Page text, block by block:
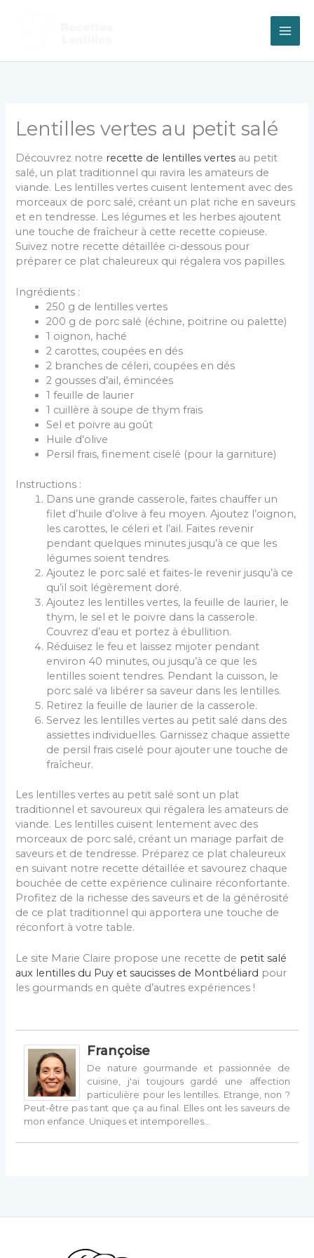
Lentilles vertes au petit salé
Découvrez notre recette de lentilles vertes au petit
salé, un plat traditionnel qui ravira les amateurs de
viande. Les lentilles vertes cuisent lentement avec des
morceaux de porc salé, créant un plat riche en saveurs
et en tendresse. Les légumes et les herbes ajoutent
une touche de fraîcheur à cette recette copieuse.
Suivez notre recette détaillée ci-dessous pour
préparer ce plat chaleureux qui régalera vos papilles.
Ingrédients :
250 g de lentilles vertes
200 g de porc salé (échine, poitrine ou palette)
1 oignon, haché
2 carottes, coupées en dés
2 branches de céleri, coupées en dés
2 gousses d’ail, émincées
1 feuille de laurier
1 cuillère à soupe de thym frais
Sel et poivre au goût
Huile d’olive
Persil frais, finement ciselé (pour la garniture)
Instructions :
Dans une grande casserole, faites chauffer un
filet d’huile d’olive à feu moyen. Ajoutez l’oignon,
les carottes, le céleri et l’ail. Faites revenir
pendant quelques minutes jusqu’à ce que les
légumes soient tendres.
Ajoutez le porc salé et faites-le revenir jusqu’à ce
qu’il soit légèrement doré.
Ajoutez les lentilles vertes, la feuille de laurier, le
thym, le sel et le poivre dans la casserole.
Couvrez d’eau et portez à ébullition.
Réduisez le feu et laissez mijoter pendant
environ 40 minutes, ou jusqu’à ce que les
lentilles soient tendres. Pendant la cuisson, le
porc salé va libérer sa saveur dans les lentilles.
Retirez la feuille de laurier de la casserole.
Servez les lentilles vertes au petit salé dans des
assiettes individuelles. Garnissez chaque assiette
de persil frais ciselé pour ajouter une touche de
fraîcheur.
Les lentilles vertes au petit salé sont un plat
traditionnel et savoureux qui régalera les amateurs de
viande. Les lentilles cuisent lentement avec des
morceaux de porc salé, créant un mariage parfait de
saveurs et de tendresse. Préparez ce plat chaleureux
en suivant notre recette détaillée et savourez chaque
bouchée de cette expérience culinaire réconfortante.
Profitez de la richesse des saveurs et de la générosité
de ce plat traditionnel qui apportera une touche de
réconfort à votre table.
Le site Marie Claire propose une recette de petit salé
aux lentilles du Puy et saucisses de Montbéliard pour
les gourmands en quête d’autres expériences !
Françoise
De nature gourmande et passionnée de
cuisine, j'ai toujours gardé une affection
particulière pour les lentilles. Etrange, non ?
Peut-être pas tant que ça au final. Elles ont les saveurs de
mon enfance. Uniques et intemporelles…